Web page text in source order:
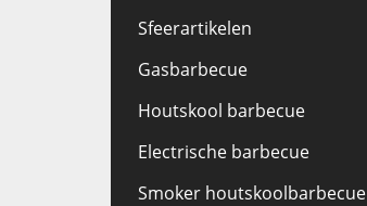
Sfeerartikelen
Gasbarbecue
Houtskool barbecue
Electrische barbecue
Smoker houtskoolbarbecue